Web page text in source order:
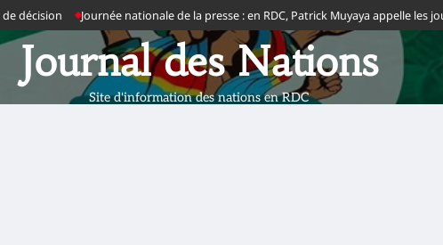
Journée nationale de la presse : en RDC, Patrick Muyaya appelle les
Journal des Nations
Site d'information des nations en RDC